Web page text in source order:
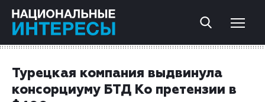
Турецкая компания выдвинула
консорциуму БТД Ко претензии в